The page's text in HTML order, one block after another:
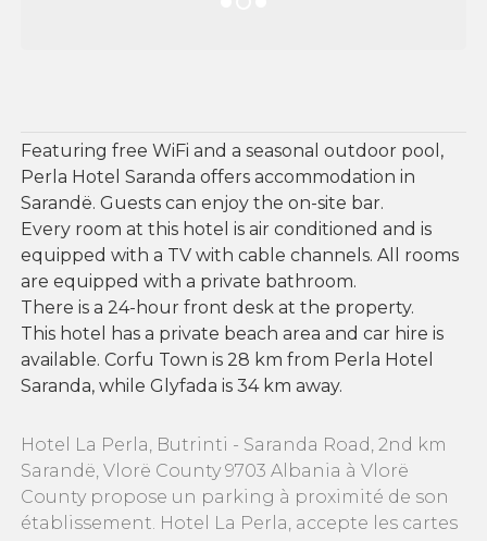
Featuring free WiFi and a seasonal outdoor pool,
Perla Hotel Saranda offers accommodation in
Sarandë. Guests can enjoy the on-site bar.
Every room at this hotel is air conditioned and is
equipped with a TV with cable channels. All rooms
are equipped with a private bathroom.
There is a 24-hour front desk at the property.
This hotel has a private beach area and car hire is
available. Corfu Town is 28 km from Perla Hotel
Saranda, while Glyfada is 34 km away.
Hotel La Perla, Butrinti - Saranda Road, 2nd km
Sarandë, Vlorë County 9703 Albania à Vlorë
County propose un parking à proximité de son
établissement. Hotel La Perla, accepte les cartes